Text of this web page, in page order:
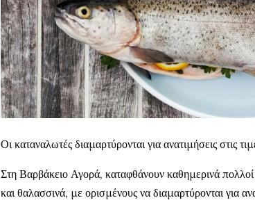
Οι καταναλωτές διαμαρτύρονται για ανατιμήσεις στις
Στη Βαρβάκειο Αγορά, καταφθάνουν καθημερινά
και θαλασσινά, με ορισμένους να διαμαρτύρονται για